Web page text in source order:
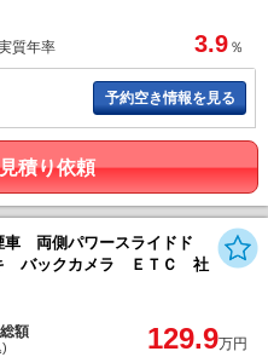
質年率 3.9 ％
予約空き情報を見る
積り依頼
両側パワースライドド
バックカメラ ＥＴＣ 社
額 129.9万円